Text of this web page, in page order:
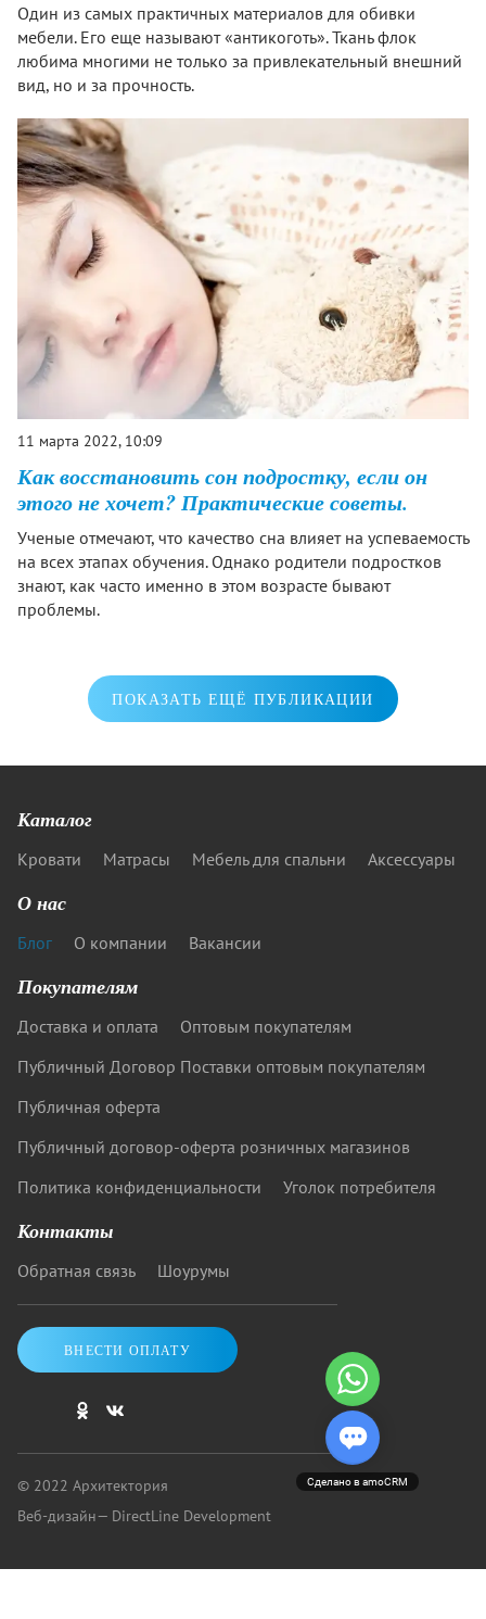
Один из самых практичных материалов для обивки
мебели. Его еще называют «антикоготь». Ткань флок
любима многими не только за привлекательный внешний
вид, но и за прочность.
11 марта 2022, 10:09
Как восстановить сон подростку, если он
этого не хочет? Практические советы.
Ученые отмечают, что качество сна влияет на успеваемость
на всех этапах обучения. Однако родители подростков
знают, как часто именно в этом возрасте бывают
проблемы.
ПОКАЗАТЬ ЕЩЁ ПУБЛИКАЦИИ
Каталог
Кровати Матрасы Мебель для спальни Аксессуары
О нас
Блог О компании Вакансии
Покупателям
Доставка и оплата
Оптовым покупателям
Публичный Договор Поставки оптовым покупателям
Публичная оферта
Публичный договор-оферта розничных магазинов
Политика конфиденциальности
Уголок потребителя
Контакты
Обратная связь Шоурумы
ВНЕСТИ ОПЛАТУ
© 2022 Архитектория
Веб-дизайн— DirectLine Development
Сделано в amoCRM